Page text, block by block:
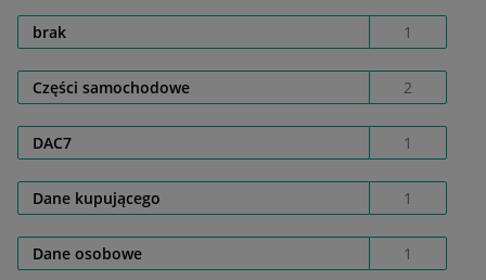
brak 1
Części samochodowe 2
DAC7 1
Dane kupującego 1
Dane osobowe 1